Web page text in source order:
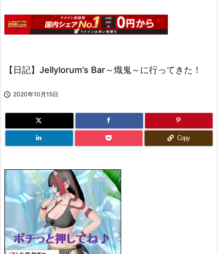
【日記】Jellylorum’s Bar～熾鬼～に行ってきた！
 2020年10月15日
Copy